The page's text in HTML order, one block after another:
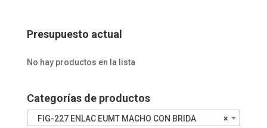
MACHO
cantidad
Presupuesto actual
No hay productos en la lista
Categorías de productos
×
FIG-227 ENLAC EUMT MACHO CON BRIDA